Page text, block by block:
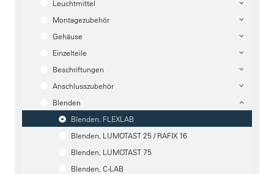
Leuchtmittel
Montagezubehör
Gehäuse
Einzelteile
Beschriftungen
Anschlusszubehör
Blenden
Blenden, FLEXLAB
Blenden, LUMOTAST 25 / RAFIX 16
Blenden, LUMOTAST 75
Blenden, C-LAB